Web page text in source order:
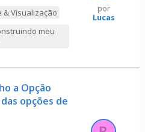
& Visualização
meu
por
Lucas
a Opção
opções de